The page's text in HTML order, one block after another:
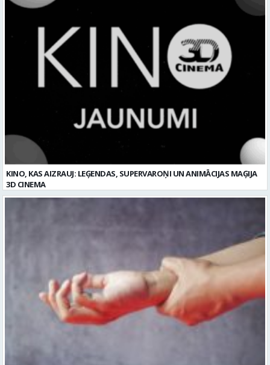
Plaukstas locītavas sastiepums: kā to novērst, atpazīt un veiksmīgi